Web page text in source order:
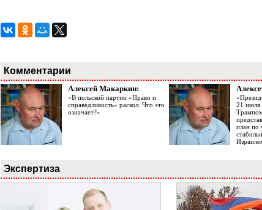
Комментарии
Алексей Макаркин:
«В польской партии «Право и
справедливость» раскол. Что это
означает?»
21 июля
план по
Экспертиза